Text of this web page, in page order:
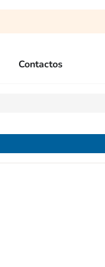
Contactos